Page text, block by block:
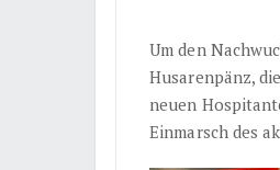
Um den
Husarenpänz,
neuen
Einmarsch des